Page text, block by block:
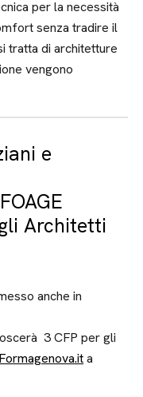
per la necessità
senza tradire il
tratta di architetture
vengono
e
Architetti
anche in
3 CFP per gli
Formagenova.ita